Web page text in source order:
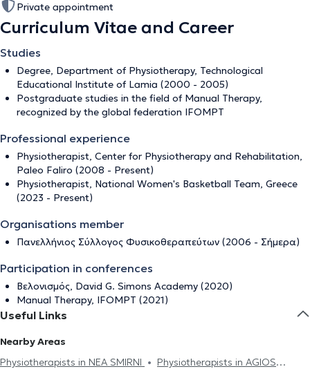
Private appointment
Curriculum Vitae and Career
Studies
Degree, Department of Physiotherapy, Technological
Educational Institute of Lamia (2000 - 2005)
Postgraduate studies in the field of Manual Therapy,
recognized by the global federation IFOMPT
Professional experience
Physiotherapist, Center for Physiotherapy and Rehabilitation,
Paleo Faliro (2008 - Present)
Physiotherapist, National Women's Basketball Team, Greece
(2023 - Present)
Organisations member
Πανελλήνιος Σύλλογος Φυσικοθεραπεύτων (2006 - Σήμερα)
Participation in conferences
Bελονισμός, David G. Simons Academy (2020)
Manual Therapy, IFOMPT (2021)
Useful Links
Nearby Areas
Physiotherapists in NEA SMIRNI
Physiotherapists in AGIOS